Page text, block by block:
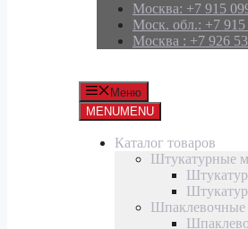
Москва: +7 915
Моск. обл.: +7 915
Москва : +7 926
Меню
MENUMENU
Каталог товаров
Штукатурные